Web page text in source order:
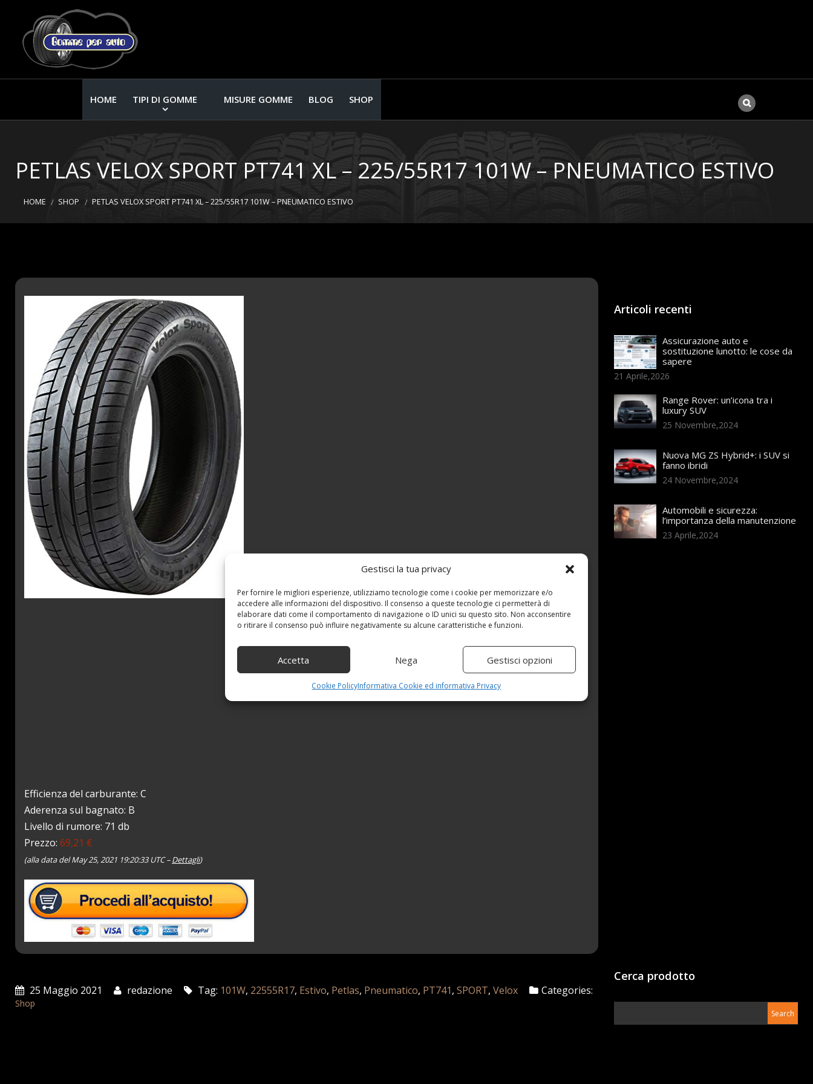
Gestisci la tua privacy
Per fornire le migliori esperienze, utilizziamo tecnologie come i cookie per memorizzare e/o
accedere alle informazioni del dispositivo. Il consenso a queste tecnologie ci permetterà di
elaborare dati come il comportamento di navigazione o ID unici su questo sito. Non acconsentire
o ritirare il consenso può influire negativamente su alcune caratteristiche e funzioni.
Accetta Nega Gestisci opzioni
Cookie PolicyInformativa Cookie ed informativa Privacy
HOME TIPI DI GOMME MISURE GOMME BLOG SHOP
PETLAS VELOX SPORT PT741 XL – 225/55R17 101W – PNEUMATICO ESTIVO
HOME SHOP PETLAS VELOX SPORT PT741 XL – 225/55R17 101W – PNEUMATICO ESTIVO
Efficienza del carburante: C
Aderenza sul bagnato: B
Livello di rumore: 71 db
Prezzo:69,21 €
(alla data del May 25, 2021 19:20:33 UTC –Dettagli)
25 Maggio 2021 redazione Tag: 101W, 22555R17, Estivo, Petlas, Pneumatico, PT741,SPORT,Velox Categories:
Shop
Articoli recenti
Assicurazione auto e
sostituzione lunotto: le cose da
sapere
21 Aprile,2026
Range Rover: un’icona tra i
luxury SUV
25 Novembre,2024
Nuova MG ZS Hybrid+: i SUV si
fanno ibridi
24 Novembre,2024
Automobili e sicurezza:
l’importanza della manutenzione
23 Aprile,2024
Cerca prodotto